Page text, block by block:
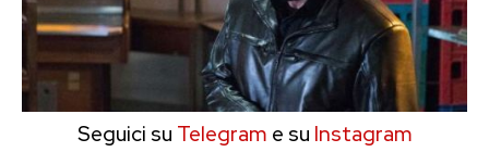
Seguici su Telegram e su Instagram